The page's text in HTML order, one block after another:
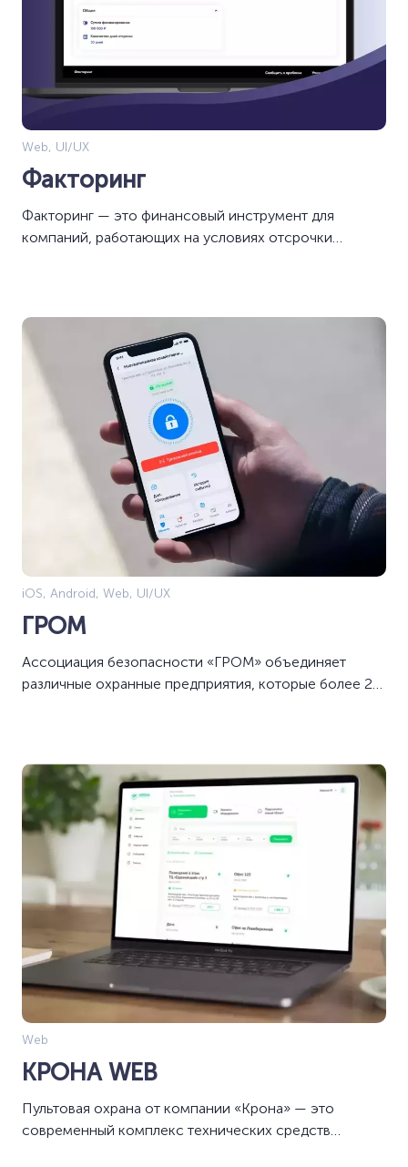
Web, UI/UX
Факторинг
Факторинг — это финансовый инструмент для
компаний, работающих на условиях отсрочки
iOS, Android, Web, UI/UX
ГРОМ
Ассоциация безопасности «ГРОМ» объединяет
различные охранные предприятия, которые более 20
Web
КРОНА WEB
Пультовая охрана от компании «Крона» — это
современный комплекс технических средств